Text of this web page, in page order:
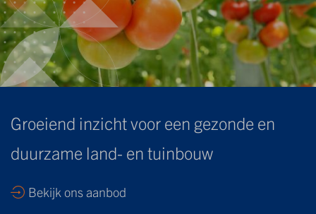
Groeiend inzicht voor een gezonde en
duurzame land- en tuinbouw
Bekijk ons aanbod